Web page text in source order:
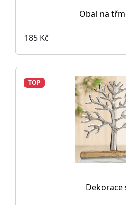
Obal na
185 Kč
TOP
Dekorace